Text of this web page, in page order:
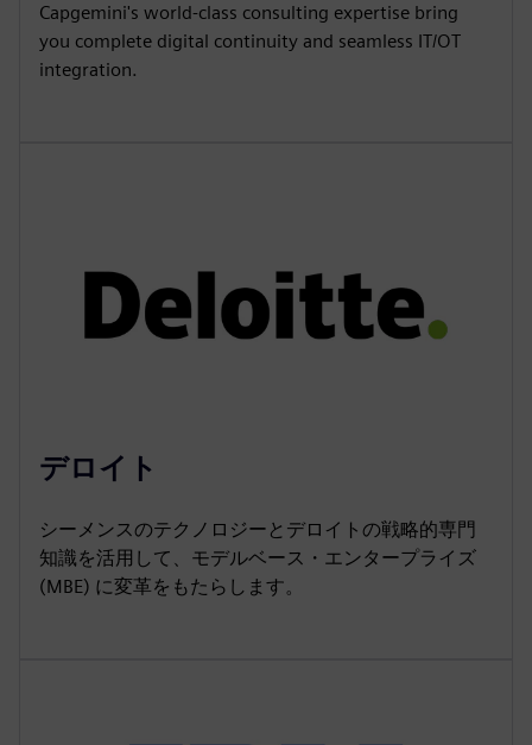
Capgemini's world-class consulting expertise bring
you complete digital continuity and seamless IT/OT
integration.
デロイト
シーメンスのテクノロジーとデロイトの戦略的専門
知識を活用して、モデルベース・エンタープライズ
(MBE) に変革をもたらします。